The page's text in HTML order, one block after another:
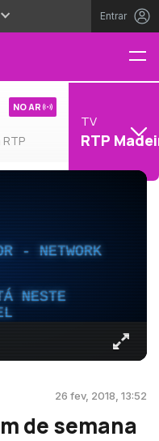
Entrar
NO AR
TV
RTP
- NETWORK
NESTE
26 fev, 2018, 13:52
de semana